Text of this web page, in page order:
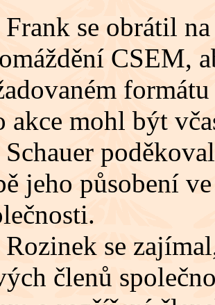
Frank se obrátil
CSEM,
akce mohl být
jeho působení
se
členů